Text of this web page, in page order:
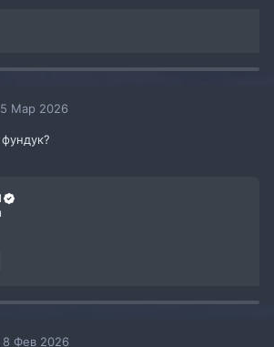
5 Мар 2026
8 Фев 2026